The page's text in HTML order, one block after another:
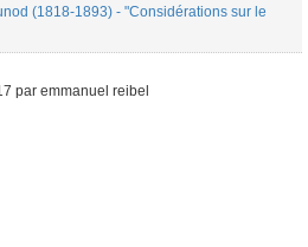
(1818-1893) - "Considérations sur le
par emmanuel reibel